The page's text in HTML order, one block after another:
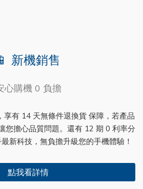
📱 新機銷售
心購機 0 負擔
享有 14 天無條件退換貨 保障，若產品
您擔心品質問題。還有 12 期 0 利率分
新科技，無負擔升級您的手機體驗！
點我看詳情